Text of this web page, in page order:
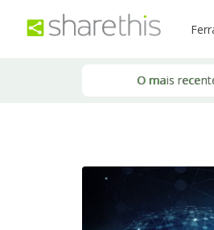
O mais